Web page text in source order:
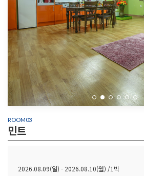
ROOM03
민트
2026.08.09(일) - 2026.08.10(월) /1박